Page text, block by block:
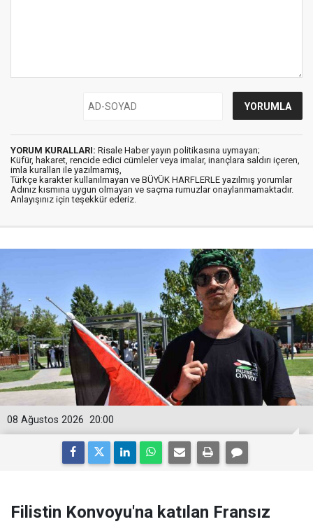
YORUM KURALLARI: Risale Haber yayın politikasına uymayan;
Küfür, hakaret, rencide edici cümleler veya imalar, inançlara saldırı içeren,
imla kuralları ile yazılmamış,
Türkçe karakter kullanılmayan ve BÜYÜK HARFLERLE yazılmış yorumlar
Adınız kısmına uygun olmayan ve saçma rumuzlar onaylanmamaktadır.
Anlayışınız için teşekkür ederiz.
20:00
08 Ağustos 2026
Filistin Konvoyu'na katılan Fransız